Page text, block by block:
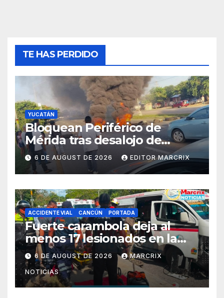
TE HAS PERDIDO
YUCATÁN
Bloquean Periférico de
Mérida tras desalojo de
predio en San José Tecoh
6 DE AUGUST DE 2026 EDITOR MARCRIX
ACCIDENTE VIAL CANCÚN PORTADA
Fuerte carambola deja al
menos 17 lesionados en la
avenida Nichupté de Cancún
6 DE AUGUST DE 2026 MARCRIX
NOTICIAS